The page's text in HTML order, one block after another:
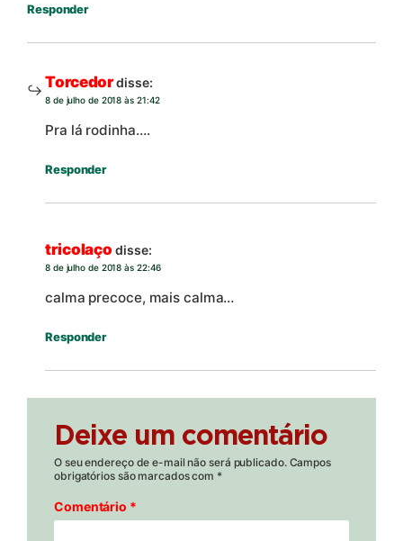
Responder
Torcedordisse:
8 de julho de 2018 às 21:42
Pra lá rodinha….
Responder
tricolaço disse:
8 de julho de 2018 às 22:46
calma precoce, mais calma…
Responder
Deixe um comentário
O seu endereço de e-mail não será publicado. Campos
obrigatórios são marcados com *
Comentário *